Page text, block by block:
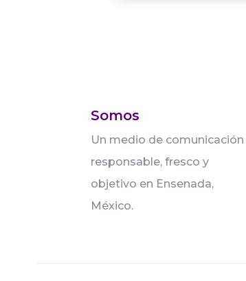
Somos
Un medio de comunicación
responsable, fresco y
objetivo en Ensenada,
México.